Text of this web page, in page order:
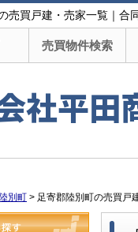
売買戸建・売家一覧｜合
売買物件検索
社平田
別町 > 足寄郡陸別町の売買戸